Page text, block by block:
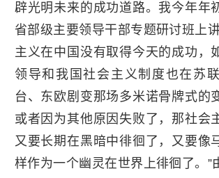
辟光明未来的成功道路。我今年年
省部级主要领导干部专题研讨班上
主义在中国没有取得今天的成功，
领导和我国社会主义制度也在苏
台、东欧剧变那场多米诺骨牌式的
或者因为其他原因失败了，那社会
又要长期在黑暗中徘徊了，又要像
样作为一个幽灵在世界上徘徊了。”